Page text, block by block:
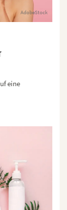
AdobeStock
eine